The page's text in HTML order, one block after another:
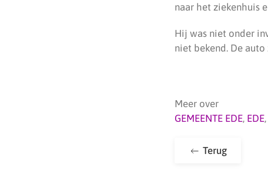
naar het ziekenhuis
Hij was niet onder
niet bekend. De
Meer over
GEMEENTE EDE, EDE,
Terug